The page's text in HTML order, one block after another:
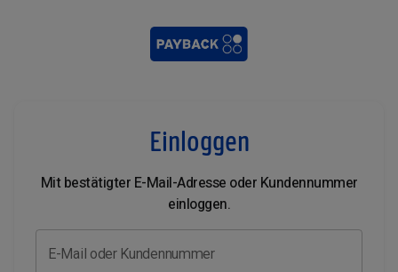
Einloggen
Mit bestätigter E-Mail-Adresse oder Kundennummer
einloggen.
E-Mail oder Kundennummer